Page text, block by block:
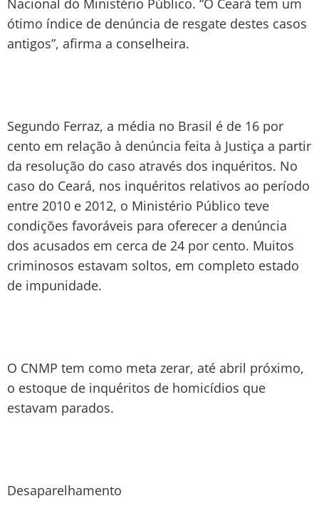
Nacional do Ministério Público. “O Ceará tem um
ótimo índice de denúncia de resgate destes casos
antigos”, afirma a conselheira.
Segundo Ferraz, a média no Brasil é de 16 por
cento em relação à denúncia feita à Justiça a partir
da resolução do caso através dos inquéritos. No
caso do Ceará, nos inquéritos relativos ao período
entre 2010 e 2012, o Ministério Público teve
condições favoráveis para oferecer a denúncia
dos acusados em cerca de 24 por cento. Muitos
criminosos estavam soltos, em completo estado
de impunidade.
O CNMP tem como meta zerar, até abril próximo,
o estoque de inquéritos de homicídios que
estavam parados.
Desaparelhamento